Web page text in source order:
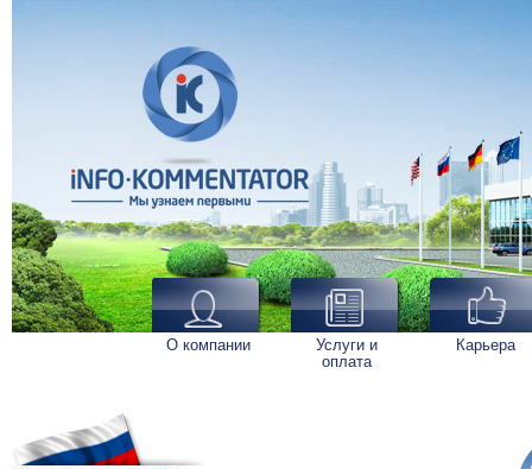
О компании
Услуги и
оплата
Карьера